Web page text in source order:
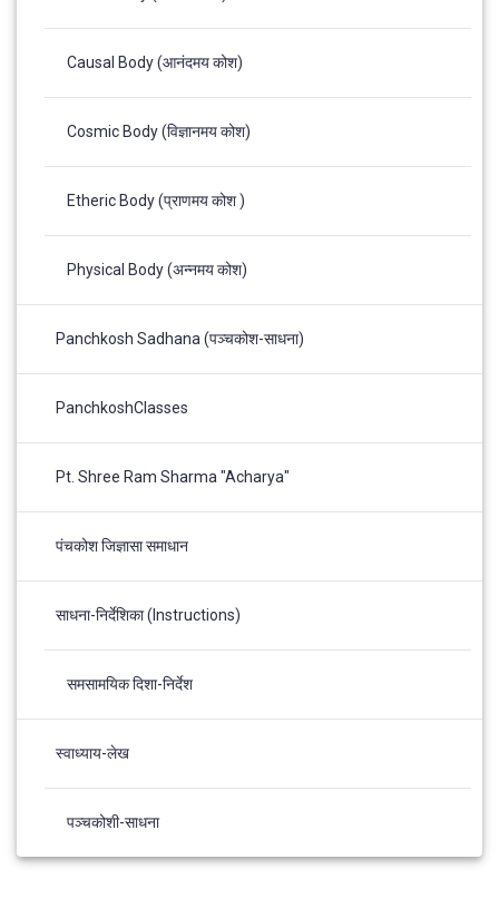
Causal Body (आनंदमय कोश)
Cosmic Body (विज्ञानमय कोश)
Etheric Body (प्राणमय कोश )
Physical Body (अन्नमय कोश)
Panchkosh Sadhana (पञ्चकोश-साधना)
PanchkoshClasses
Pt. Shree Ram Sharma "Acharya"
पंचकोश जिज्ञासा समाधान
साधना-निर्देशिका (Instructions)
समसामयिक दिशा-निर्देश
स्वाध्याय-लेख
पञ्चकोशी-साधना